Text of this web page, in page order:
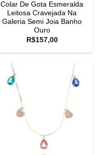
Colar De Gota Esmeralda
Leitosa Cravejada Na
Galeria Semi Joia Banho
Ouro
R$157,00